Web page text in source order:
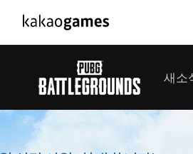
PC/모바일게임
도깨비의세계
새소